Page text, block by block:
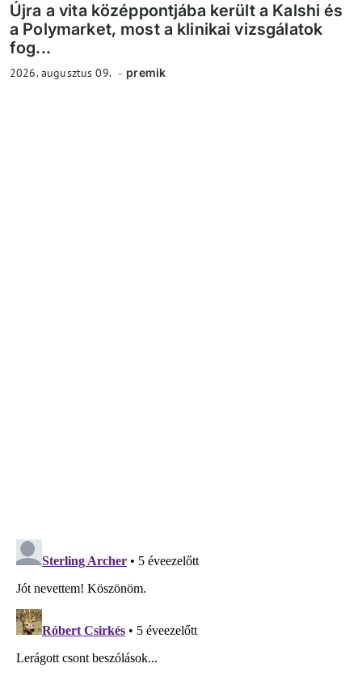
Újra a vita középpontjába került a Kalshi és
a Polymarket, most a klinikai vizsgálatok
fog...
2026. augusztus 09. premik